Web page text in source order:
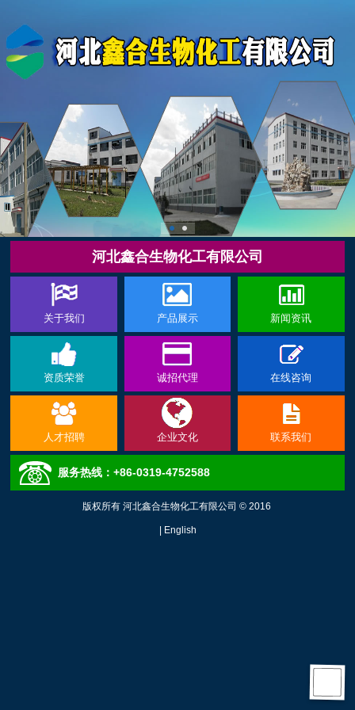
河北鑫合生物化工有限公司
关于我们 产品展示 新闻资讯
资质荣誉 诚招代理 在线咨询
人才招聘 企业文化 联系我们
服务热线：+86-0319-4752588
版权所有 河北鑫合生物化工有限公司 © 2016
| English